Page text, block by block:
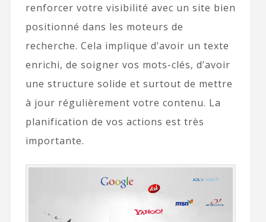
renforcer votre visibilité avec un site bien
positionné dans les moteurs de
recherche. Cela implique d’avoir un texte
enrichi, de soigner vos mots-clés, d’avoir
une structure solide et surtout de mettre
à jour régulièrement votre contenu. La
planification de vos actions est très
importante.